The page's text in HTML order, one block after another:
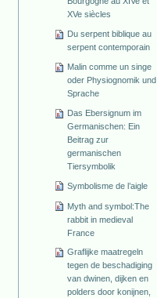
XVe siècles
Du serpent biblique au
serpent contemporain
Malin comme un singe
oder Physiognomik und
Sprache
Das Ebersignum im
Germanischen: Ein
Beitrag zur
germanischen
Tiersymbolik
Symbolisme de l’aigle
Myth and symbol:The
rabbit in medieval
France
Graflijke maatregeln
tegen de beschadiging
van dwinen, dijken en
polders door konijnen,